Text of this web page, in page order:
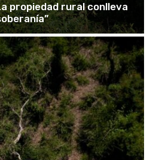
propiedad rural conlleva